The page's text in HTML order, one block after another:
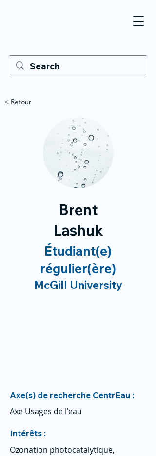
< Retour
Brent
Lashuk
Étudiant(e)
régulier(ère)
McGill University
Axe(s) de recherche CentrEau :
Axe Usages de l'eau
Intérêts :
Ozonation photocatalytique,